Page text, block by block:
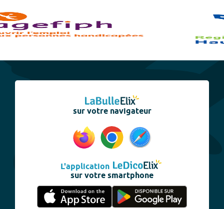
sur votre navigateur
L'application
sur votre smartphone